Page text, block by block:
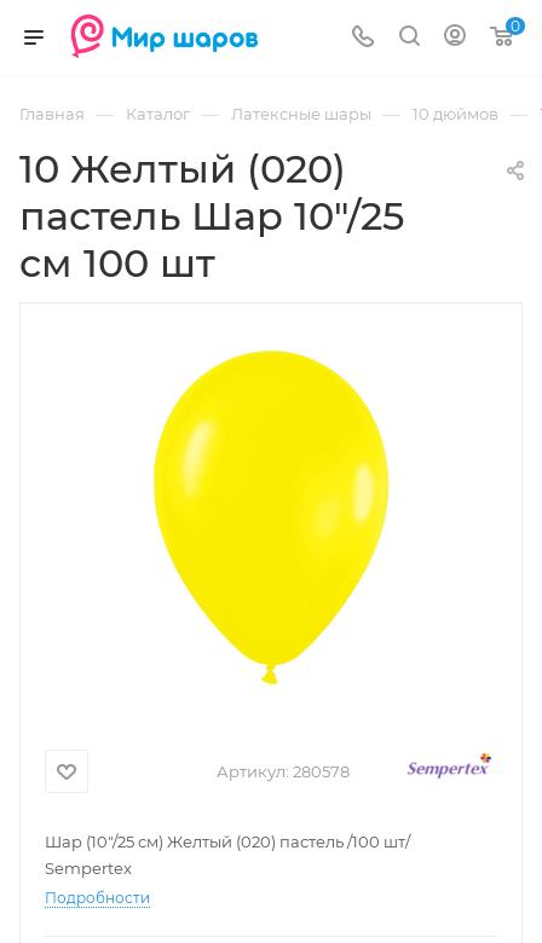
0
Главная — Каталог — Латексные шары — 10 дюймов —
10 Желтый (020)
пастель Шар 10"/25
см 100 шт
Артикул: 280578
Шар (10"/25 см) Желтый (020) пастель /100 шт/
Sempertex
Подробности